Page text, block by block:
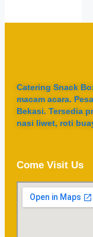
Catering Snack
macam acara.
Bekasi. Tersedia
nasi liwet, roti
Come Visit Us